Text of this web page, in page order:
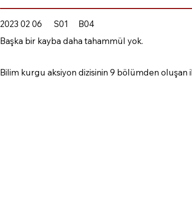
2023 02 06 S01
B04
Başka bir kayba daha tahammül yok.
Bilim kurgu aksiyon dizisinin 9 bölümden